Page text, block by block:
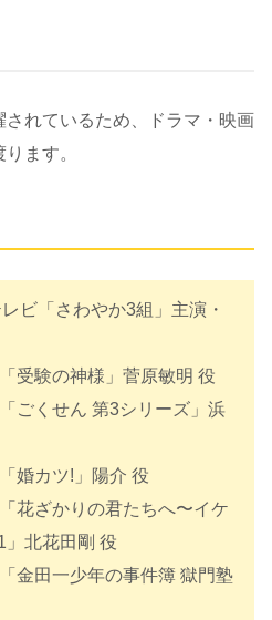
れているため、ドラマ・映画
ます。
ビ「さわやか3組」主演・
受験の神様」菅原敏明 役
ごくせん 第3シリーズ」浜
婚カツ!」陽介 役
花ざかりの君たちへ〜イケ
北花田剛 役
金田一少年の事件簿 獄門塾